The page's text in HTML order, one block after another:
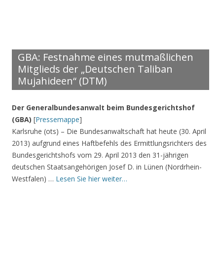
GBA: Festnahme eines mutmaßlichen
Mitglieds der „Deutschen Taliban
Mujahideen“ (DTM)
Der Generalbundesanwalt beim Bundesgerichtshof
(GBA) [Pressemappe]
Karlsruhe (ots) – Die Bundesanwaltschaft hat heute (30. April
2013) aufgrund eines Haftbefehls des Ermittlungsrichters des
Bundesgerichtshofs vom 29. April 2013 den 31-jährigen
deutschen Staatsangehörigen Josef D. in Lünen (Nordrhein-
Westfalen) … Lesen Sie hier weiter…